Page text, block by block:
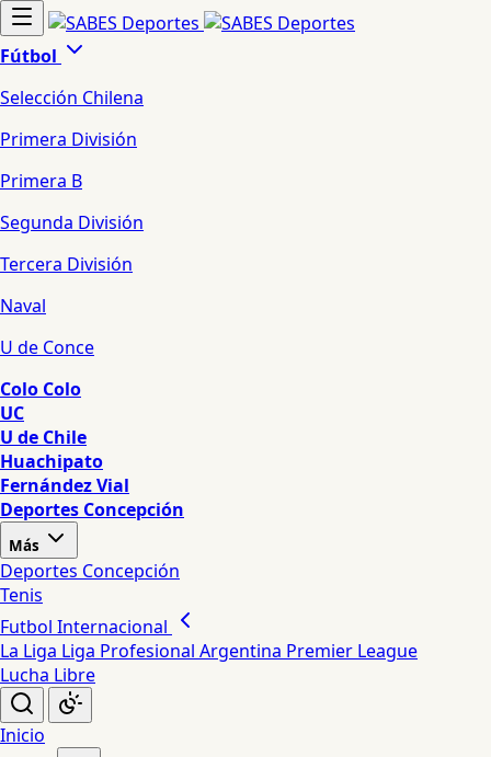
Fútbol
Selección Chilena
Primera División
Primera B
Segunda División
Tercera División
Naval
U de Conce
Colo Colo
UC
U de Chile
Huachipato
Fernández Vial
Deportes Concepción
Más
Deportes Concepción
Tenis
Futbol Internacional
La Liga Liga Profesional Argentina Premier League
Lucha Libre
Inicio